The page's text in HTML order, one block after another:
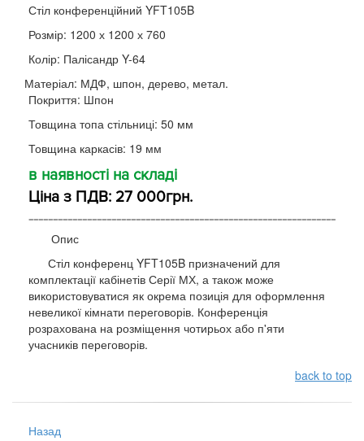
Стіл конференційний YFT105B
Розмір: 1200 х 1200 х 760
Колір: Палісандр Y-64
Матеріал: МДФ, шпон, дерево, метал.
Покриття: Шпон
Товщина топа стільниці: 50 мм
Товщина каркасів: 19 мм
в наявності на складі
Ціна з ПДВ: 27 000грн.
---------------------------------------------------------------
Опис
Стіл конференц YFT105B призначений для
комплектації кабінетів Серії МХ, а також може
використовуватися як окрема позиція для оформлення
невеликої кімнати переговорів. Конференція
розрахована на розміщення чотирьох або п'яти
учасників переговорів.
back to top
Назад